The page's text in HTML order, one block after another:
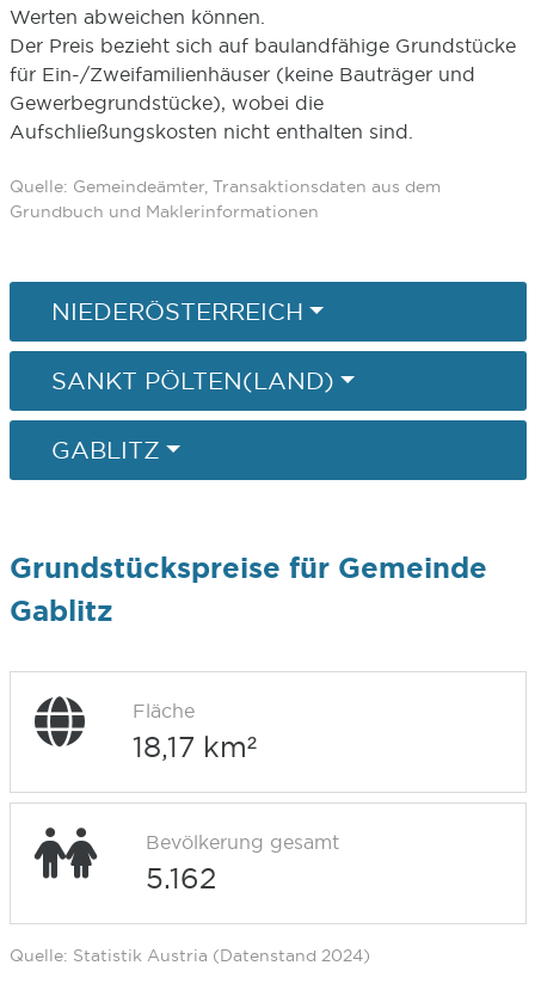
Werten abweichen können.
Der Preis bezieht sich auf baulandfähige Grundstücke
für Ein-/Zweifamilienhäuser (keine Bauträger und
Gewerbegrundstücke), wobei die
Aufschließungskosten nicht enthalten sind.
Quelle: Gemeindeämter, Transaktionsdaten aus dem
Grundbuch und Maklerinformationen
NIEDERÖSTERREICH
SANKT PÖLTEN(LAND)
GABLITZ
Grundstückspreise für Gemeinde
Gablitz
Fläche
18,17 km²
Bevölkerung gesamt
5.162
Quelle: Statistik Austria (Datenstand 2024)